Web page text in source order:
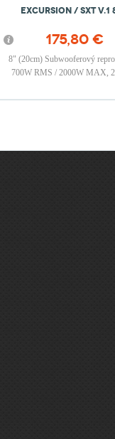
EXCURSION / SXT V.1
175,80 €
8" (20cm) Subwooferový
700W RMS / 2000W MAX,